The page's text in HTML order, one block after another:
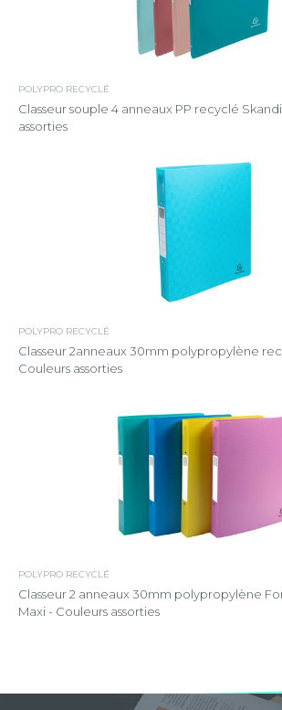
POLYPRO RECYCLÉ
Classeur souple 4 anneaux PP recyclé
assorties
POLYPRO RECYCLÉ
Classeur 2anneaux 30mm polypropylène
Couleurs assorties
POLYPRO RECYCLÉ
Classeur 2 anneaux 30mm polypropylène
Maxi - Couleurs assorties